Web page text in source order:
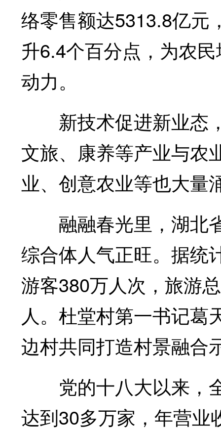
络零售额达5313.8亿元
升6.4个百分点，为农
动力。
新技术促进新业态
文旅、康养等产业与农
业、创意农业等也大量
融融春光里，湖北
综合体人气正旺。据统
游客380万人次，旅游
人。杜堂村第一书记葛
边村共同打造村景融合
党的十八大以来，
达到30多万家，年营业